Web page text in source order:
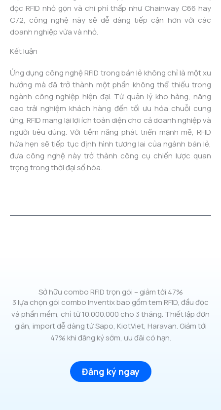
đọc RFID nhỏ gọn và chi phí thấp như Chainway C66 hay
C72, công nghệ này sẽ dễ dàng tiếp cận hơn với các
doanh nghiệp vừa và nhỏ.
Kết luận
Ứng dụng công nghệ RFID trong bán lẻ không chỉ là một xu
hướng mà đã trở thành một phần không thể thiếu trong
ngành công nghiệp hiện đại. Từ quản lý kho hàng, nâng
cao trải nghiệm khách hàng đến tối ưu hóa chuỗi cung
ứng, RFID mang lại lợi ích toàn diện cho cả doanh nghiệp và
người tiêu dùng. Với tiềm năng phát triển mạnh mẽ, RFID
hứa hẹn sẽ tiếp tục định hình tương lai của ngành bán lẻ,
đưa công nghệ này trở thành công cụ chiến lược quan
trọng trong thời đại số hóa.
Sở hữu combo RFID trọn gói – giảm tới 47%
3 lựa chọn gói combo Inventix bao gồm tem RFID, đầu đọc
và phần mềm, chỉ từ 10.000.000 cho 3 tháng. Thiết lập đơn
giản, import dễ dàng từ Sapo, KiotViet, Haravan. Giảm tới
47% khi đăng ký sớm, ưu đãi có hạn.
Đăng ký ngay